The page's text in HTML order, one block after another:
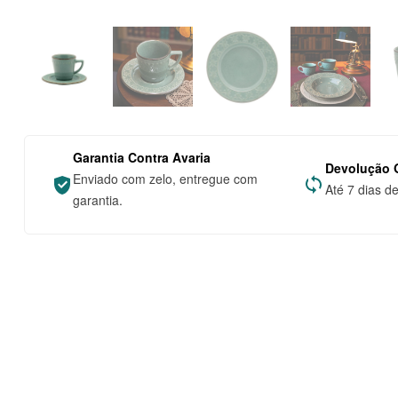
Garantia Contra Avaria
Enviado com zelo, entregue com
garantia.
Devolução
Até 7 dias